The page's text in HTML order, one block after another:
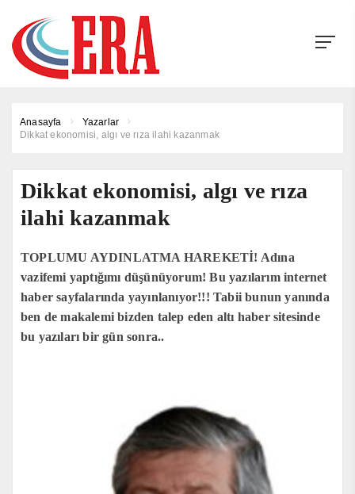
Anasayfa
Yazarlar
Dikkat ekonomisi, algı ve rıza ilahi kazanmak
Dikkat ekonomisi, algı ve rıza
ilahi kazanmak
TOPLUMU AYDINLATMA HAREKETİ! Adına
vazifemi yaptığımı düşünüyorum! Bu yazılarım internet
haber sayfalarında yayınlanıyor!!! Tabii bunun yanında
ben de makalemi bizden talep eden altı haber sitesinde
bu yazıları bir gün sonra..